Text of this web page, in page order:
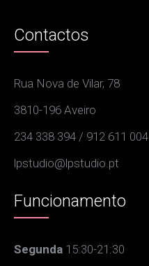
Contactos
Rua Nova de Vilar, 78
3810-196 Aveiro
234 338 394 / 912 611 004
lpstudio@lpstudio.pt
Funcionamento
Segunda 15:30-21:30